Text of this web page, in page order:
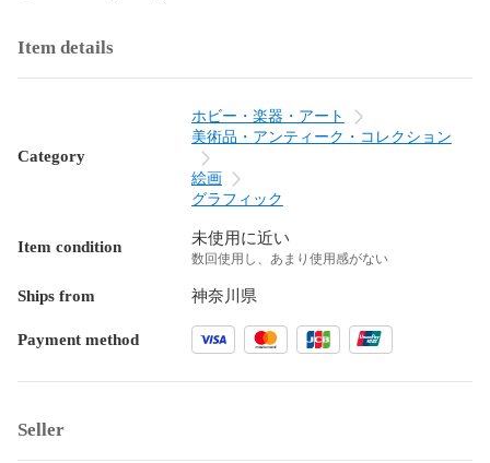
Item details
Category
ホビー・楽器・アート
美術品・アンティーク・コレクション
絵画
グラフィック
Item condition 未使用に近い
数回使用し、あまり使用感がない
Ships from 神奈川県
Payment method
Seller